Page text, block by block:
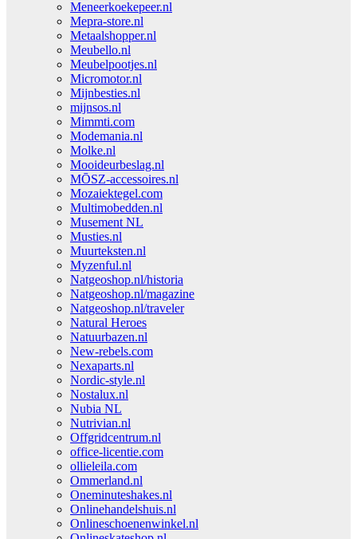
Meneerkoekepeer.nl
Mepra-store.nl
Metaalshopper.nl
Meubello.nl
Meubelpootjes.nl
Micromotor.nl
Mijnbesties.nl
mijnsos.nl
Mimmti.com
Modemania.nl
Molke.nl
Mooideurbeslag.nl
MŌSZ-accessoires.nl
Mozaiektegel.com
Multimobedden.nl
Musement NL
Musties.nl
Muurteksten.nl
Myzenful.nl
Natgeoshop.nl/historia
Natgeoshop.nl/magazine
Natgeoshop.nl/traveler
Natural Heroes
Natuurbazen.nl
New-rebels.com
Nexaparts.nl
Nordic-style.nl
Nostalux.nl
Nubia NL
Nutrivian.nl
Offgridcentrum.nl
office-licentie.com
ollieleila.com
Ommerland.nl
Oneminuteshakes.nl
Onlinehandelshuis.nl
Onlineschoenenwinkel.nl